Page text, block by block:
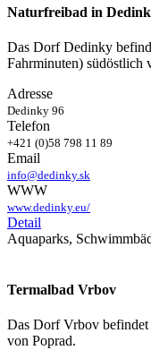
Naturfreibad in
Das Dorf Dedinky
Fahrminuten) südöstlich
Adresse
Dedinky 96
Telefon
+421 (0)58 798 11 89
Email
info@dedinky.sk
WWW
www.dedinky.eu/
Detail
Aquaparks,
Termalbad Vrbov
Das Dorf Vrbov
von Poprad.